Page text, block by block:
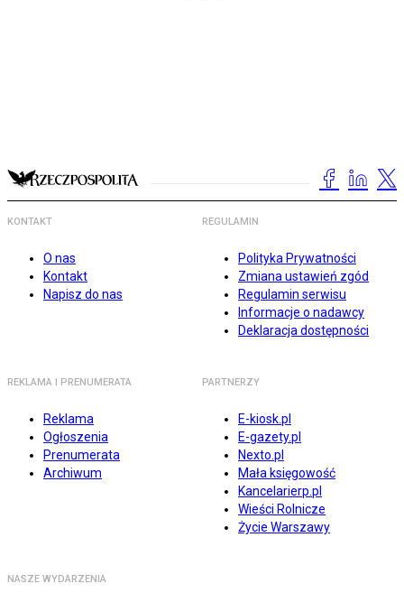
KONTAKT
O nas
Kontakt
Napisz do nas
REGULAMIN
Polityka Prywatności
Zmiana ustawień zgód
Regulamin serwisu
Informacje o nadawcy
Deklaracja dostępności
REKLAMA I PRENUMERATA
Reklama
Ogłoszenia
Prenumerata
Archiwum
PARTNERZY
E-kiosk.pl
E-gazety.pl
Nexto.pl
Mała księgowość
Kancelarierp.pl
Wieści Rolnicze
Życie Warszawy
NASZE WYDARZENIA